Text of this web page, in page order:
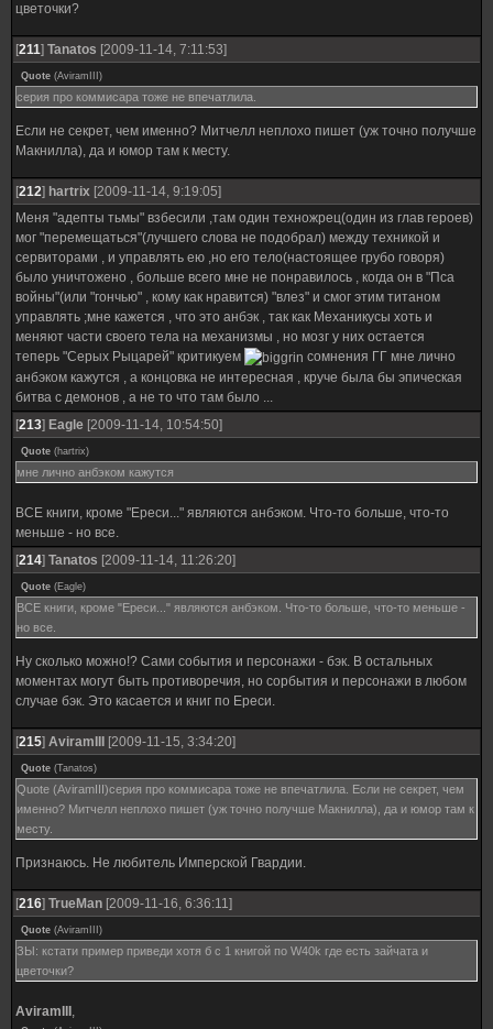
цветочки?
[211] Tanatos [2009-11-14, 7:11:53]
Quote (AviramIII )
серия про коммисара тоже не впечатлила.
Если не секрет, чем именно? Митчелл неплохо пишет (уж точно получше
Макнилла), да и юмор там к месту.
[212] hartrix [2009-11-14, 9:19:05]
Меня "адепты тьмы" взбесили ,там один техножрец(один из глав героев)
мог "перемещаться"(лучшего слова не подобрал) между техникой и
сервиторами , и управлять ею ,но его тело(настоящее грубо говоря)
было уничтожено , больше всего мне не понравилось , когда он в "Пса
войны"(или "гончью" , кому как нравится) "влез" и смог этим титаном
управлять ;мне кажется , что это анбэк , так как Механикусы хоть и
меняют части своего тела на механизмы , но мозг у них остается
теперь "Серых Рыцарей" критикуем
сомнения ГГ мне лично
анбэком кажутся , а концовка не интересная , круче была бы эпическая
битва с демонов , а не то что там было ...
[213] Eagle [2009-11-14, 10:54:50]
Quote (hartrix)
мне лично анбэком кажутся
ВСЕ книги, кроме "Ереси..." являются анбэком. Что-то больше, что-то
меньше - но все.
[214] Tanatos [2009-11-14, 11:26:20]
Quote (Eagle)
ВСЕ книги, кроме "Ереси..." являются анбэком. Что-то больше, что-то меньше -
но все.
Ну сколько можно!? Сами события и персонажи - бэк. В остальных
моментах могут быть противоречия, но сорбытия и персонажи в любом
случае бэк. Это касается и книг по Ереси.
[215] AviramIII [2009-11-15, 3:34:20]
Quote (Tanatos)
Quote (AviramIII)серия про коммисара тоже не впечатлила. Если не секрет, чем
именно? Митчелл неплохо пишет (уж точно получше Макнилла), да и юмор там к
месту.
Признаюсь. Не любитель Имперской Гвардии.
[216] TrueMan [2009-11-16, 6:36:11]
Quote (AviramIII )
ЗЫ: кстати пример приведи хотя б с 1 книгой по W40k где есть зайчата и
цветочки?
AviramIII ,